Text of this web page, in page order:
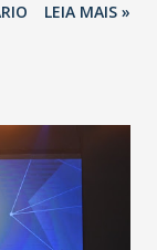
da
uma
anos, com
Trata-se
LEIA MAIS »